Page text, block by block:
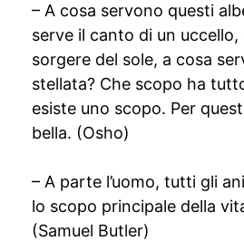
– A cosa servono questi
serve il canto di un uccello,
sorgere del sole, a cosa
stellata? Che scopo ha
esiste uno scopo. Per
bella. (Osho)
– A parte l’uomo, tutti gli
lo scopo principale della
(Samuel Butler)